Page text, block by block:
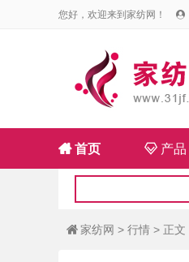
您好，欢迎来到家纺网！ 
首页 产品
 家纺网 > 行情 > 正文